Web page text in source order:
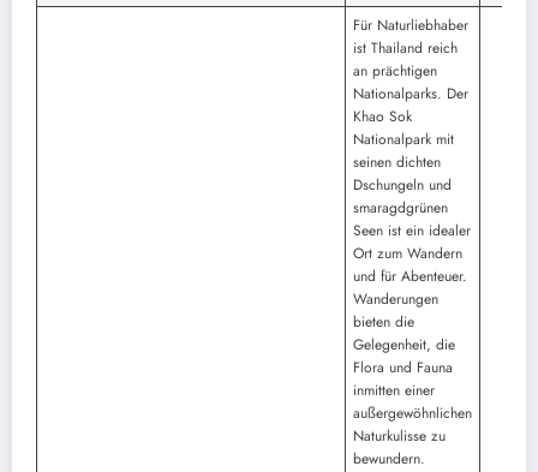
Für Naturliebhaber
ist Thailand reich
an prächtigen
Nationalparks. Der
Khao Sok
Nationalpark mit
seinen dichten
Dschungeln und
smaragdgrünen
Seen ist ein idealer
Ort zum Wandern
und für Abenteuer.
Wanderungen
bieten die
Gelegenheit, die
Flora und Fauna
inmitten einer
außergewöhnlichen
Naturkulisse zu
bewundern.